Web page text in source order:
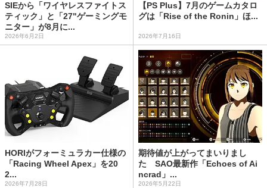
SIEから「ワイヤレスファイトス
ティック」と「27"ゲーミングモ
ニター」が8月に...
2026年6月2日
【PS Plus】7月のゲームカタロ
グは「Rise of the Ronin」ほ...
2026年7月16日
HORIがフォーミュラカー仕様の
「Racing Wheel Apex」を20
2...
2026年7月28日
期待値が上がってまいりまし
た SAO最新作「Echoes of Ai
ncrad」...
2026年5月22日